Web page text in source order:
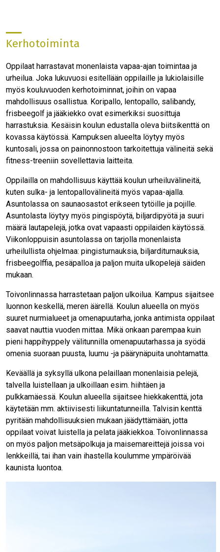
Kerhotoiminta
Oppilaat harrastavat monenlaista vapaa-ajan toimintaa ja
urheilua. Joka lukuvuosi esitellään oppilaille ja lukiolaisille
myös kouluvuoden kerhotoiminnat, joihin on vapaa
mahdollisuus osallistua. Koripallo, lentopallo, salibandy,
frisbeegolf ja jääkiekko ovat esimerkiksi suosittuja
harrastuksia. Kesäisin koulun edustalla oleva biitsikenttä on
kovassa käytössä. Kampuksen alueelta löytyy myös
kuntosali, jossa on painonnostoon tarkoitettuja välineitä sekä
fitness-treeniin sovellettavia laitteita.
Oppilailla on mahdollisuus käyttää koulun urheiluvälineitä,
kuten sulka- ja lentopallovälineitä myös vapaa-ajalla.
Asuntolassa on saunaosastot erikseen tytöille ja pojille.
Asuntolasta löytyy myös pingispöytä, biljardipyötä ja suuri
määrä lautapelejä, jotka ovat vapaasti oppilaiden käytössä.
Viikonloppuisin asuntolassa on tarjolla monenlaista
urheilullista ohjelmaa: pingisturnauksia, biljarditurnauksia,
frisbeegolffia, pesäpalloa ja paljon muita ulkopelejä säiden
mukaan.
Toivonlinnassa harrastetaan paljon ulkoilua. Kampus sijaitsee
luonnon keskellä, meren äärellä. Koulun alueella on myös
suuret nurmialueet ja omenapuutarha, jonka antimista oppilaat
saavat nauttia vuoden mittaa. Mikä onkaan parempaa kuin
pieni happihyppely välitunnilla omenapuutarhassa ja syödä
omenia suoraan puusta, luumu -ja päärynäpuita unohtamatta.
Keväällä ja syksyllä ulkona pelaillaan monenlaisia pelejä,
talvella luistellaan ja ulkoillaan esim. hiihtäen ja
pulkkamäessä. Koulun alueella sijaitsee hiekkakenttä, jota
käytetään mm. aktiivisesti liikuntatunneilla. Talvisin kenttä
pyritään mahdollisuuksien mukaan jäädyttämään, jotta
oppilaat voivat luistella ja pelata jääkiekkoa. Toivonlinnassa
on myös paljon metsäpolkuja ja maisemareittejä joissa voi
lenkkeillä, tai ihan vain ihastella koulumme ympäröivää
kaunista luontoa.